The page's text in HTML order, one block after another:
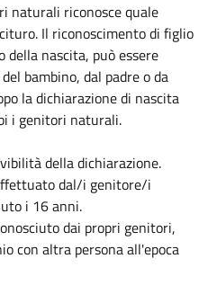
naturali riconosce quale
Il riconoscimento di figlio
nascita, può essere
bambino, dal padre o da
la dichiarazione di nascita
i genitori naturali.
della dichiarazione.
dal/i genitore/i
i 16 anni.
dai propri genitori,
con altra persona all'epoca